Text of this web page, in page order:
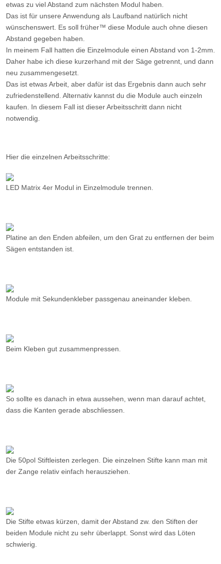
etwas zu viel Abstand zum nächsten Modul haben.
Das ist für unsere Anwendung als Laufband natürlich nicht
wünschenswert. Es soll früher™ diese Module auch ohne diesen
Abstand gegeben haben.
In meinem Fall hatten die Einzelmodule einen Abstand von 1-2mm.
Daher habe ich diese kurzerhand mit der Säge getrennt, und dann
neu zusammengesetzt.
Das ist etwas Arbeit, aber dafür ist das Ergebnis dann auch sehr
zufriedenstellend. Alternativ kannst du die Module auch einzeln
kaufen. In diesem Fall ist dieser Arbeitsschritt dann nicht
notwendig.
Hier die einzelnen Arbeitsschritte:
LED Matrix 4er Modul in Einzelmodule trennen.
Platine an den Enden abfeilen, um den Grat zu entfernen der beim
Sägen entstanden ist.
Module mit Sekundenkleber passgenau aneinander kleben.
Beim Kleben gut zusammenpressen.
So sollte es danach in etwa aussehen, wenn man darauf achtet,
dass die Kanten gerade abschliessen.
Die 50pol Stiftleisten zerlegen. Die einzelnen Stifte kann man mit
der Zange relativ einfach herausziehen.
Die Stifte etwas kürzen, damit der Abstand zw. den Stiften der
beiden Module nicht zu sehr überlappt. Sonst wird das Löten
schwierig.